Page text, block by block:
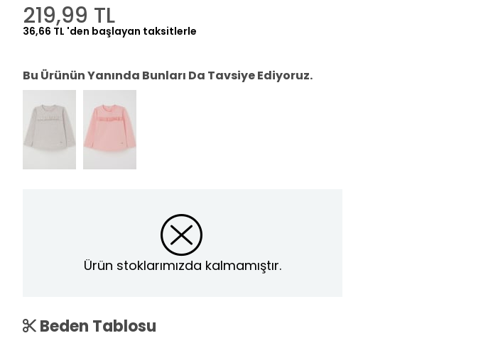
219,99 TL
36,66 TL 'den başlayan taksitlerle
Bu Ürünün Yanında Bunları Da Tavsiye Ediyoruz.
Ürün stoklarımızda kalmamıştır.
Beden Tablosu